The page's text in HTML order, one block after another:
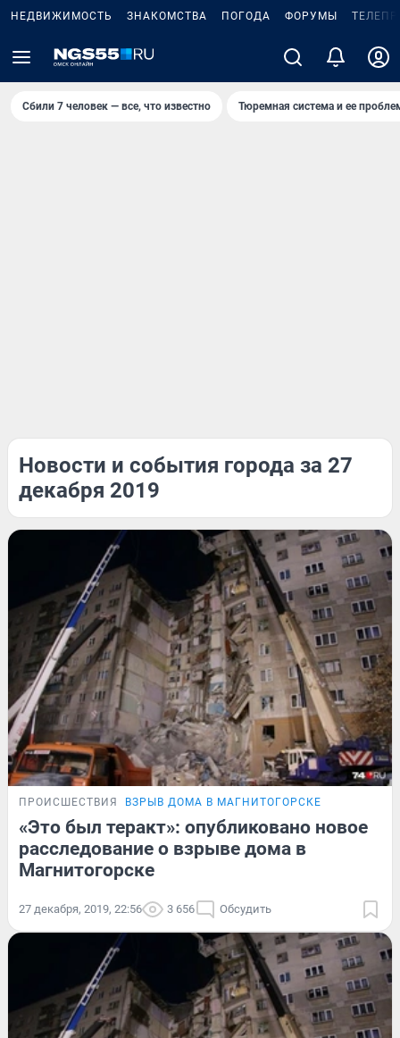
НЕДВИЖИМОСТЬ ЗНАКОМСТВА ПОГОДА ФОРУМЫ
Сбили 7 человек — все, что известно Тюремная система и ее
Новости и события города за 27
декабря 2019
ПРОИСШЕСТВИЯ ВЗРЫВ ДОМА В МАГНИТОГОРСКЕ
«Это был теракт»: опубликовано новое
расследование о взрыве дома в
Магнитогорске
27 декабря, 2019, 22:56 3 656 Обсудить